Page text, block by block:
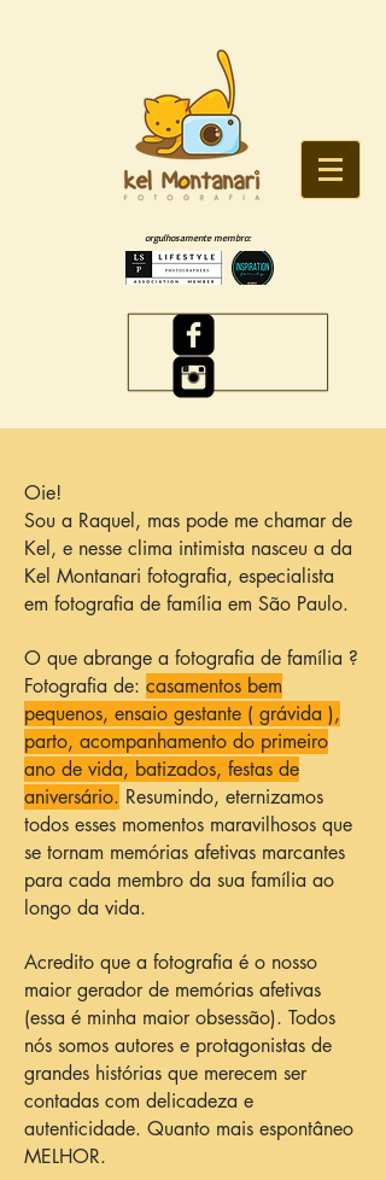
orgulhosamente membro:
Oie!
Sou a Raquel, mas pode me chamar de
Kel, e nesse clima intimista nasceu a da
Kel Montanari fotografia, especialista
em fotografia de família em São Paulo.
O que abrange a fotografia de família ?
Fotografia de: casamentos bem
pequenos, ensaio gestante ( grávida ),
parto, acompanhamento do primeiro
ano de vida, batizados, festas de
aniversário. Resumindo, eternizamos
todos esses momentos maravilhosos que
se tornam memórias afetivas marcantes
para cada membro da sua família ao
longo da vida.
Acredito que a fotografia é o nosso
maior gerador de memórias afetivas
(essa é minha maior obsessão). Todos
nós somos autores e protagonistas de
grandes histórias que merecem ser
contadas com delicadeza e
autenticidade. Quanto mais espontâneo
MELHOR.